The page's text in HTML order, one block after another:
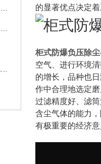
的显著优点决定
柜式防爆负压除
空气、进行环境
的增长，品种也
作中合理地选定
过滤精度好、滤
含尘气体的能力
有极重要的经济